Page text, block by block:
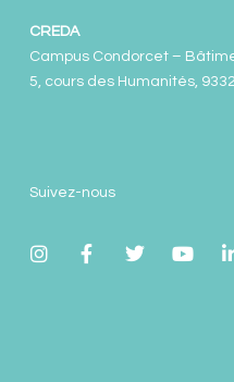
CREDA
Campus Condorcet –
5, cours des Humanités,
Suivez-nous